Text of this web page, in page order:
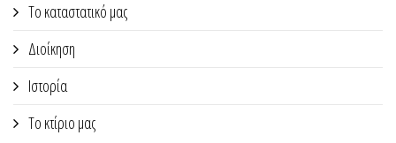
Το καταστατικό μας
Διοίκηση
Ιστορία
Το κτίριο μας